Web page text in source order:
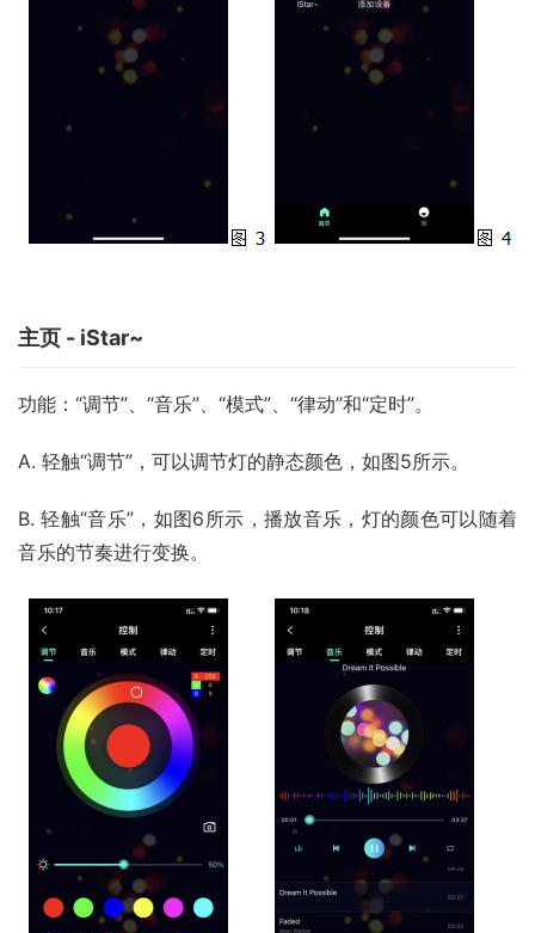
主页 - iStar~
功能：“调节”、“音乐”、“模式”、“律动”和“定时”。
A. 轻触“调节”，可以调节灯的静态颜色，如图5所示。
B. 轻触“音乐”，如图6所示，播放音乐，灯的颜色可以随着
音乐的节奏进行变换。